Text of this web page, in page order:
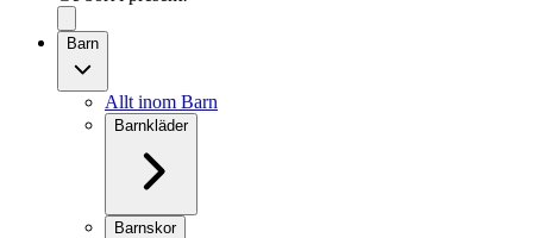
Barn
Allt inom Barn
Barnkläder
Barnskor